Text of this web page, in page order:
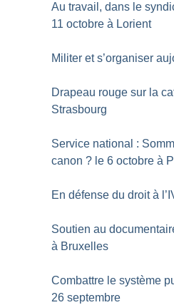
Au travail, dans le
11 octobre à Lorient
Militer et s’organiser
Drapeau rouge sur la
Strasbourg
Service national :
canon ? le 6 octobre à
En défense du droit à
Soutien au
à Bruxelles
Combattre le système
26 septembre